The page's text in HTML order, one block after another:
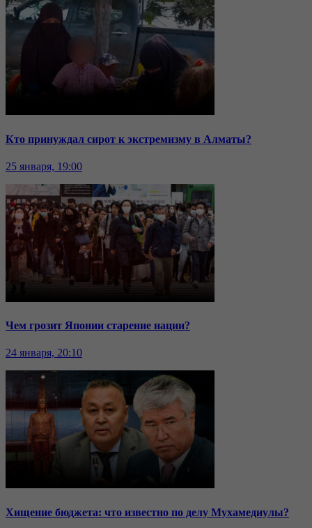
Кто принуждал сирот к экстремизму в Алматы?
25 января, 19:00
Чем грозит Японии старение нации?
24 января, 20:10
Хищение бюджета: что известно по делу Мухамедиулы?